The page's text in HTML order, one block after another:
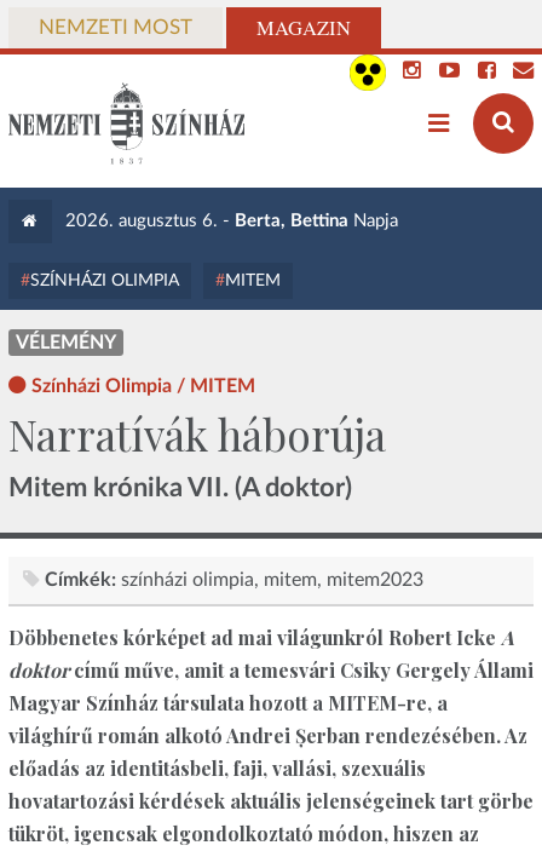
NEMZETI MOST MAGAZIN
2026. augusztus 6. - Berta, Bettina Napja
SZÍNHÁZI OLIMPIA MITEM
VÉLEMÉNY
Színházi Olimpia / MITEM
Narratívák háborúja
Mitem krónika VII. (A doktor)
Címkék: színházi olimpia mitem mitem2023
Döbbenetes kórképet ad mai világunkról Robert Icke A
doktorcímű műve, amit a temesvári Csiky Gergely Állami
Magyar Színház társulata hozott a MITEM-re, a
világhírű román alkotó Andrei Șerban rendezésében. Az
előadás az identitásbeli, faji, vallási, szexuális
hovatartozási kérdések aktuális jelenségeinek tart görbe
tükröt, igencsak elgondolkoztató módon, hiszen az